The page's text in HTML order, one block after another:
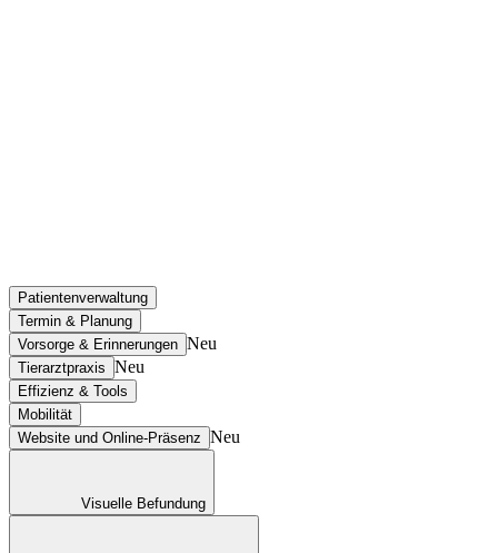
Patientenverwaltung
Termin & Planung
Vorsorge & Erinnerungen Neu
Tierarztpraxis Neu
Effizienz & Tools
Mobilität
Website und Online-Präsenz Neu
Visuelle Befundung